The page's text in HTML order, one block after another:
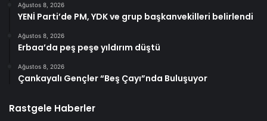
Ağustos 8, 2026
YENİ Parti’de PM, YDK ve grup başkanvekilleri belirlendi
Ağustos 8, 2026
Erbaa’da peş peşe yıldırım düştü
Ağustos 8, 2026
Çankayalı Gençler “Beş Çayı”nda Buluşuyor
Rastgele Haberler